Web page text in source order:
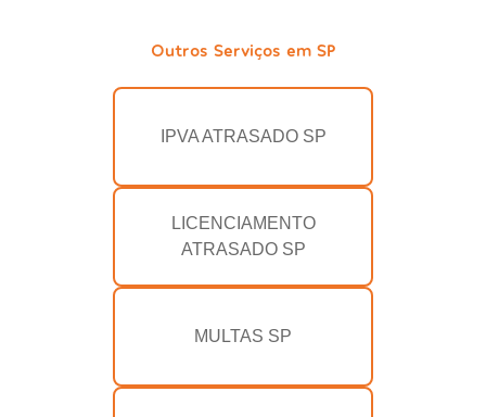
Outros Serviços em SP
IPVA ATRASADO SP
LICENCIAMENTO
ATRASADO SP
MULTAS SP